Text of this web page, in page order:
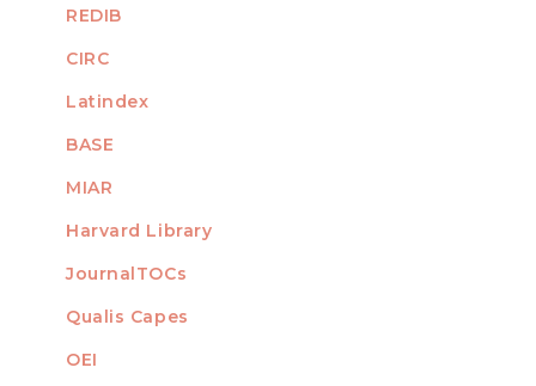
REDIB
CIRC
Latindex
BASE
MIAR
Harvard Library
JournalTOCs
Qualis Capes
OEI